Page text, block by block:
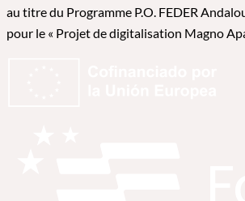
au titre du Programme P.O. FEDER
pour le « Projet de digitalisation Magno